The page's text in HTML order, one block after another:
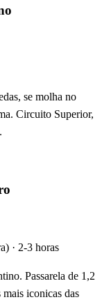
se molha no
Circuito Superior,
· 2-3 horas
Passarela de 1,2
iconicas das